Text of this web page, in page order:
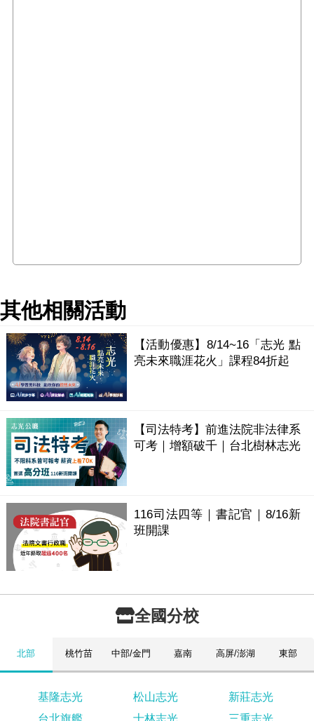
其他相關活動
【活動優惠】8/14~16「志光 點
亮未來職涯花火」課程84折起
【司法特考】前進法院非法律系
可考｜增額破千｜台北樹林志光
116司法四等｜書記官｜8/16新
班開課
全國分校
北部 桃竹苗 中部/金門 嘉南 高屏/澎湖 東部
基隆志光 松山志光
新莊志光
台北旗艦
士林志光 三重志光